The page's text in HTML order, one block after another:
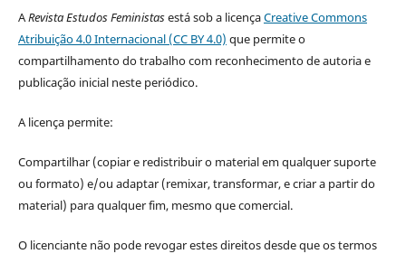
ARevista Estudos Feministasestá sob a licençaCreative Commons
Atribuição 4.0 Internacional (CC BY 4.0) que permite o
compartilhamento do trabalho com reconhecimento de autoria e
publicação inicial neste periódico.
A licença permite:
Compartilhar (copiar e redistribuir o material em qualquer suporte
ou formato) e/ou adaptar (remixar, transformar, e criar a partir do
material) para qualquer fim, mesmo que comercial.
O licenciante não pode revogar estes direitos desde que os termos